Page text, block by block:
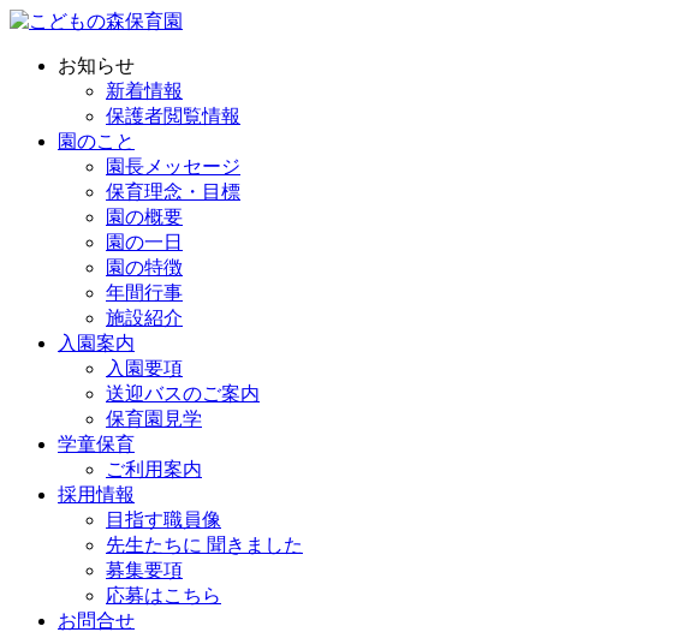
お知らせ
新着情報
保護者閲覧情報
園のこと
園長メッセージ
保育理念・目標
園の概要
園の一日
園の特徴
年間行事
施設紹介
入園案内
入園要項
送迎バスのご案内
保育園見学
学童保育
ご利用案内
採用情報
目指す職員像
先生たちに 聞きました
募集要項
応募はこちら
お問合せ